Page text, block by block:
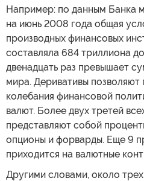
Например: по данным Банка
на июнь 2008 года общая
производных финансовых
составляла 684 триллиона
двенадцать раз превышает
мира. Деривативы позволяют
колебания финансовой
валют. Более двух третей
представляют собой
опционы и форварды. Еще 9
приходится на валютные
Другими словами, около